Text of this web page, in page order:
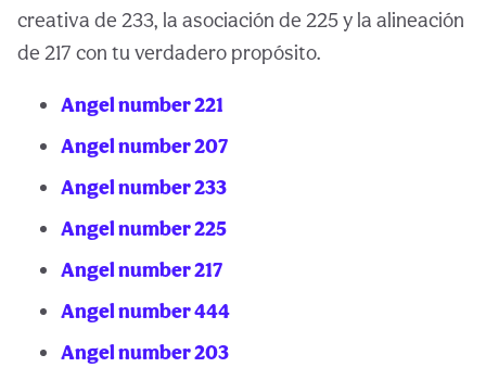
creativa de 233, la asociación de 225 y la alineación
de 217 con tu verdadero propósito.
Angel number 221
Angel number 207
Angel number 233
Angel number 225
Angel number 217
Angel number 444
Angel number 203